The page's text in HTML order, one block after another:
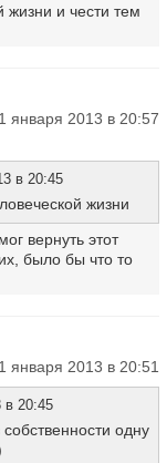
жизни и чести тем
января 2013 в 20:57
в 20:45
жизни
вернуть этот
было бы что то
января 2013 в 20:51
в 20:45
одну